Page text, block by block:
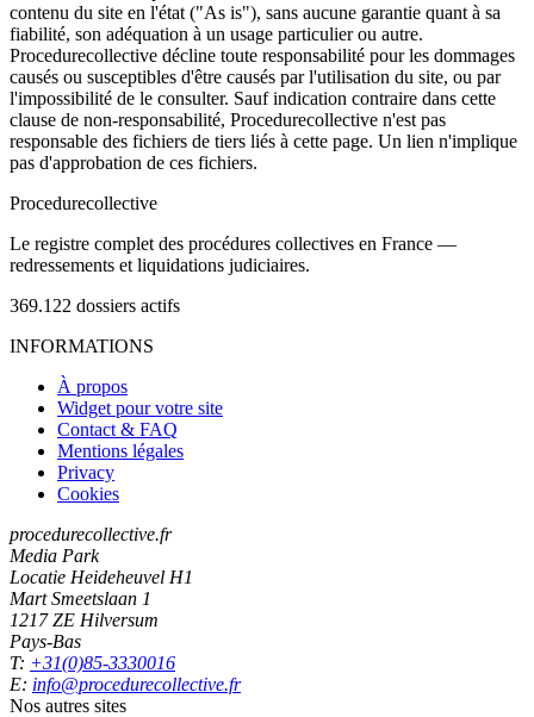
contenu du site en l'état ("As is"), sans aucune garantie quant à sa
fiabilité, son adéquation à un usage particulier ou autre.
Procedurecollective décline toute responsabilité pour les dommages
causés ou susceptibles d'être causés par l'utilisation du site, ou par
l'impossibilité de le consulter. Sauf indication contraire dans cette
clause de non-responsabilité, Procedurecollective n'est pas
responsable des fichiers de tiers liés à cette page. Un lien n'implique
pas d'approbation de ces fichiers.
Procedurecollective
Le registre complet des procédures collectives en France —
redressements et liquidations judiciaires.
369.122 dossiers actifs
INFORMATIONS
À propos
Widget pour votre site
Contact & FAQ
Mentions légales
Privacy
Cookies
procedurecollective.fr
Media Park
Locatie Heideheuvel H1
Mart Smeetslaan 1
1217 ZE Hilversum
Pays-Bas
T: +31(0)85-3330016
E: info@procedurecollective.fr
Nos autres sites